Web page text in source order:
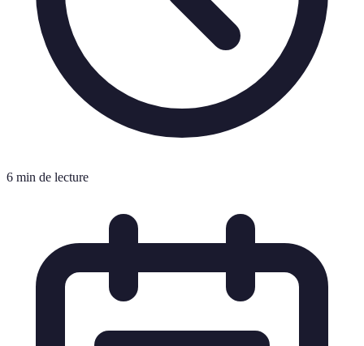
6 min de lecture